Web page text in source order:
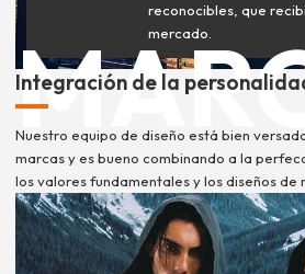
reconocibles, que
mercado.
Integración de la
Nuestro equipo de diseño está bien
marcas y es bueno combinando a la
los valores fundamentales y los diseños de